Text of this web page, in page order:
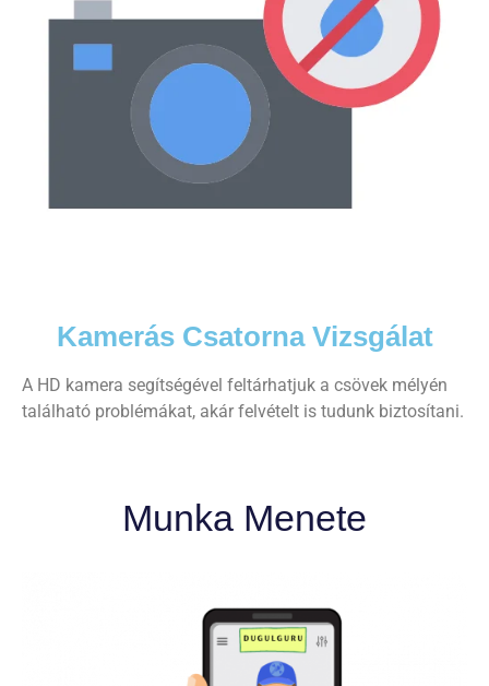
Kamerás Csatorna Vizsgálat
A HD kamera segítségével feltárhatjuk a csövek mélyén
található problémákat, akár felvételt is tudunk biztosítani.
Munka Menete